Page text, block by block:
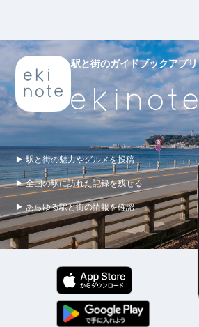
駅と街のガイドブックアプリ
▶ 駅と街の魅力やグルメを投稿
▶ 全国の駅に訪れた記録を残せる
▶ あらゆる駅と街の情報を確認